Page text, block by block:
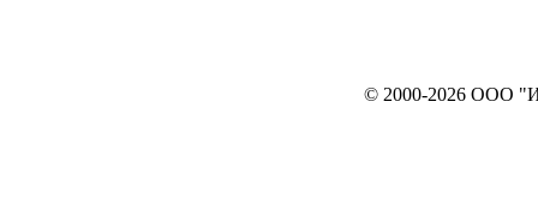
© 2000-2026 ООО "ИНТЕРЬЕР`c"